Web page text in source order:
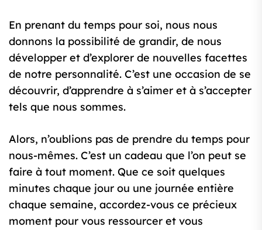
En prenant du temps pour soi, nous nous
donnons la possibilité de grandir, de nous
développer et d’explorer de nouvelles facettes
de notre personnalité. C’est une occasion de se
découvrir, d’apprendre à s’aimer et à s’accepter
tels que nous sommes.
Alors, n’oublions pas de prendre du temps pour
nous-mêmes. C’est un cadeau que l’on peut se
faire à tout moment. Que ce soit quelques
minutes chaque jour ou une journée entière
chaque semaine, accordez-vous ce précieux
moment pour vous ressourcer et vous